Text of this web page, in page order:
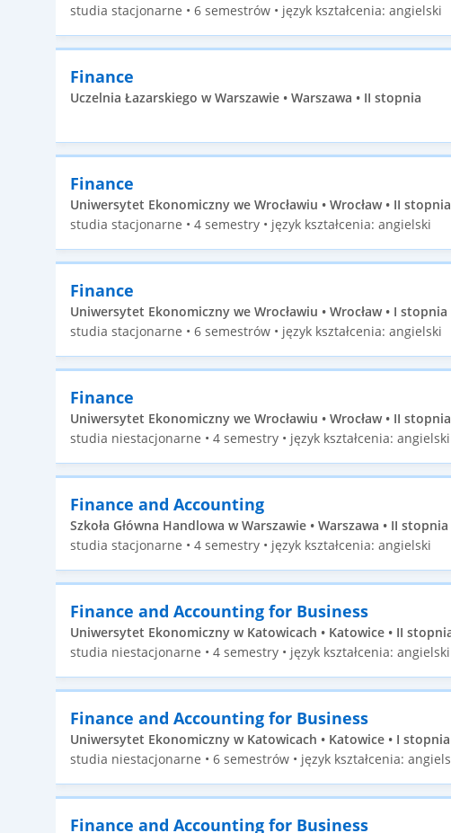
studia stacjonarne • 6 semestrów • język kształcenia: angielski
Finance
Uczelnia Łazarskiego w Warszawie • Warszawa • II stopnia
Finance
Uniwersytet Ekonomiczny we Wrocławiu • Wrocław • II stopnia
studia stacjonarne • 4 semestry • język kształcenia: angielski
Finance
Uniwersytet Ekonomiczny we Wrocławiu • Wrocław • I stopnia
studia stacjonarne • 6 semestrów • język kształcenia: angielski
Finance
Uniwersytet Ekonomiczny we Wrocławiu • Wrocław • II stopnia
studia niestacjonarne • 4 semestry • język kształcenia: angielski
Finance and Accounting
Szkoła Główna Handlowa w Warszawie • Warszawa • II stopnia
studia stacjonarne • 4 semestry • język kształcenia: angielski
Finance and Accounting for Business
Uniwersytet Ekonomiczny w Katowicach • Katowice • II
studia niestacjonarne • 4 semestry • język kształcenia: angielski
Finance and Accounting for Business
Uniwersytet Ekonomiczny w Katowicach • Katowice • I stopnia
studia niestacjonarne • 6 semestrów • język kształcenia:
Finance and Accounting for Business